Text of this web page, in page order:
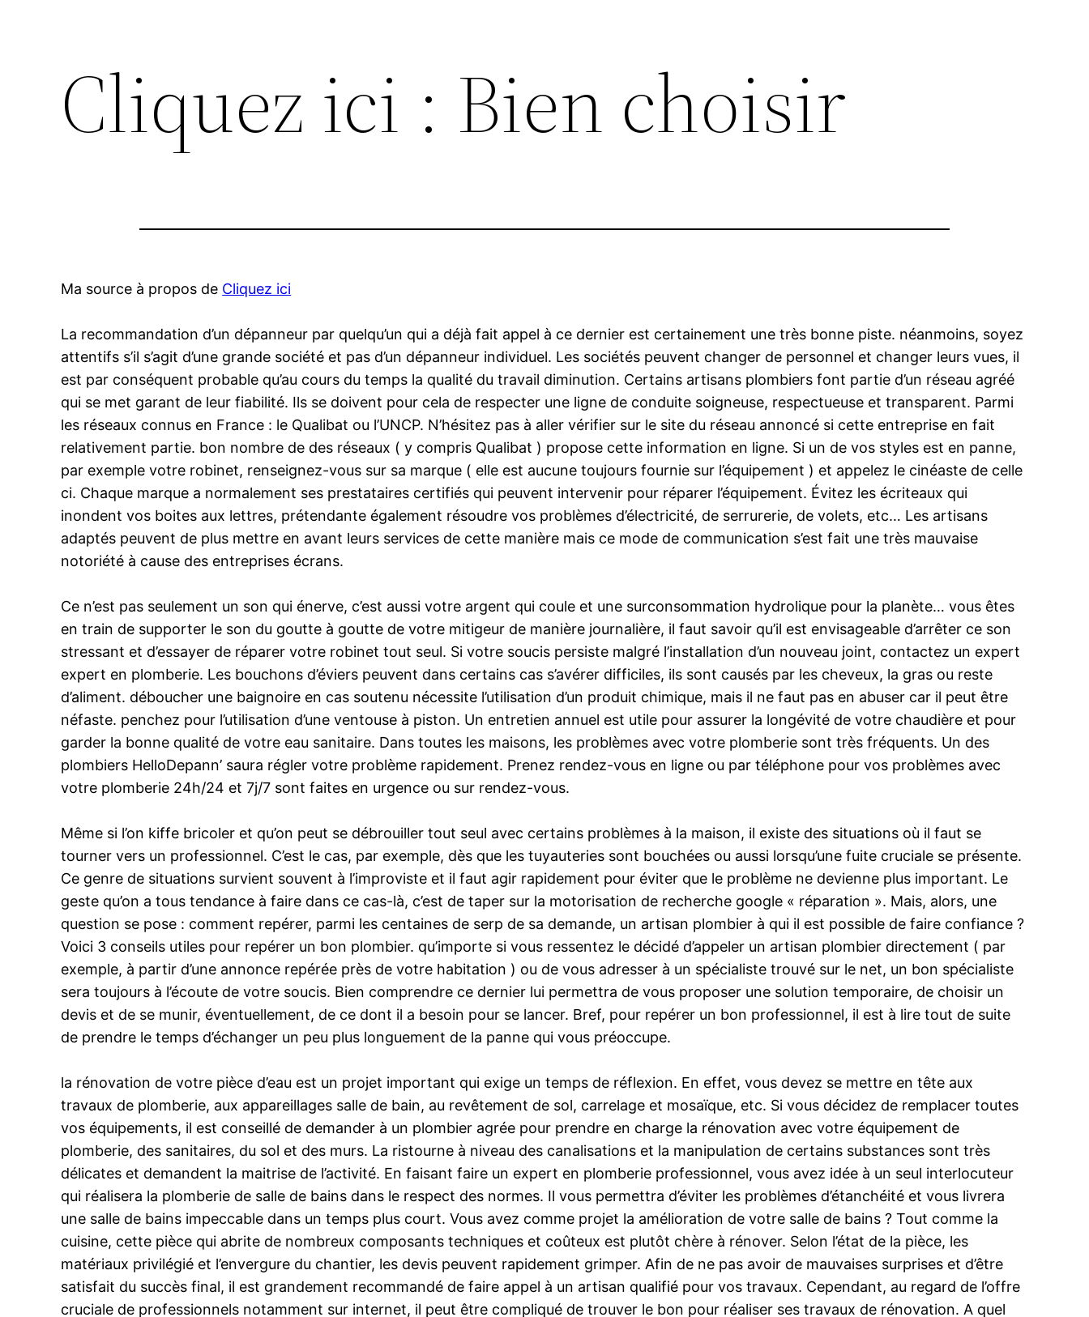
Cliquez ici : Bien choisir
Ma source à propos de Cliquez ici
La recommandation d’un dépanneur par quelqu’un qui a déjà fait appel à ce dernier est certainement une très bonne piste. néanmoins, soyez
attentifs s’il s’agit d’une grande société et pas d’un dépanneur individuel. Les sociétés peuvent changer de personnel et changer leurs vues, il
est par conséquent probable qu’au cours du temps la qualité du travail diminution. Certains artisans plombiers font partie d’un réseau agréé
qui se met garant de leur fiabilité. Ils se doivent pour cela de respecter une ligne de conduite soigneuse, respectueuse et transparent. Parmi
les réseaux connus en France : le Qualibat ou l’UNCP. N’hésitez pas à aller vérifier sur le site du réseau annoncé si cette entreprise en fait
relativement partie. bon nombre de des réseaux ( y compris Qualibat ) propose cette information en ligne. Si un de vos styles est en panne,
par exemple votre robinet, renseignez-vous sur sa marque ( elle est aucune toujours fournie sur l’équipement ) et appelez le cinéaste de celle
ci. Chaque marque a normalement ses prestataires certifiés qui peuvent intervenir pour réparer l’équipement. Évitez les écriteaux qui
inondent vos boites aux lettres, prétendante également résoudre vos problèmes d’électricité, de serrurerie, de volets, etc… Les artisans
adaptés peuvent de plus mettre en avant leurs services de cette manière mais ce mode de communication s’est fait une très mauvaise
notoriété à cause des entreprises écrans.
Ce n’est pas seulement un son qui énerve, c’est aussi votre argent qui coule et une surconsommation hydrolique pour la planète… vous êtes
en train de supporter le son du goutte à goutte de votre mitigeur de manière journalière, il faut savoir qu’il est envisageable d’arrêter ce son
stressant et d’essayer de réparer votre robinet tout seul. Si votre soucis persiste malgré l’installation d’un nouveau joint, contactez un expert
expert en plomberie. Les bouchons d’éviers peuvent dans certains cas s’avérer difficiles, ils sont causés par les cheveux, la gras ou reste
d’aliment. déboucher une baignoire en cas soutenu nécessite l’utilisation d’un produit chimique, mais il ne faut pas en abuser car il peut être
néfaste. penchez pour l’utilisation d’une ventouse à piston. Un entretien annuel est utile pour assurer la longévité de votre chaudière et pour
garder la bonne qualité de votre eau sanitaire. Dans toutes les maisons, les problèmes avec votre plomberie sont très fréquents. Un des
plombiers HelloDepann’ saura régler votre problème rapidement. Prenez rendez-vous en ligne ou par téléphone pour vos problèmes avec
votre plomberie 24h/24 et 7j/7 sont faites en urgence ou sur rendez-vous.
Même si l’on kiffe bricoler et qu’on peut se débrouiller tout seul avec certains problèmes à la maison, il existe des situations où il faut se
tourner vers un professionnel. C’est le cas, par exemple, dès que les tuyauteries sont bouchées ou aussi lorsqu’une fuite cruciale se présente.
Ce genre de situations survient souvent à l’improviste et il faut agir rapidement pour éviter que le problème ne devienne plus important. Le
geste qu’on a tous tendance à faire dans ce cas-là, c’est de taper sur la motorisation de recherche google « réparation ». Mais, alors, une
question se pose : comment repérer, parmi les centaines de serp de sa demande, un artisan plombier à qui il est possible de faire confiance ?
Voici 3 conseils utiles pour repérer un bon plombier. qu’importe si vous ressentez le décidé d’appeler un artisan plombier directement ( par
exemple, à partir d’une annonce repérée près de votre habitation ) ou de vous adresser à un spécialiste trouvé sur le net, un bon spécialiste
sera toujours à l’écoute de votre soucis. Bien comprendre ce dernier lui permettra de vous proposer une solution temporaire, de choisir un
devis et de se munir, éventuellement, de ce dont il a besoin pour se lancer. Bref, pour repérer un bon professionnel, il est à lire tout de suite
de prendre le temps d’échanger un peu plus longuement de la panne qui vous préoccupe.
la rénovation de votre pièce d’eau est un projet important qui exige un temps de réflexion. En effet, vous devez se mettre en tête aux
travaux de plomberie, aux appareillages salle de bain, au revêtement de sol, carrelage et mosaïque, etc. Si vous décidez de remplacer toutes
vos équipements, il est conseillé de demander à un plombier agrée pour prendre en charge la rénovation avec votre équipement de
plomberie, des sanitaires, du sol et des murs. La ristourne à niveau des canalisations et la manipulation de certains substances sont très
délicates et demandent la maitrise de l’activité. En faisant faire un expert en plomberie professionnel, vous avez idée à un seul interlocuteur
qui réalisera la plomberie de salle de bains dans le respect des normes. Il vous permettra d’éviter les problèmes d’étanchéité et vous livrera
une salle de bains impeccable dans un temps plus court. Vous avez comme projet la amélioration de votre salle de bains ? Tout comme la
cuisine, cette pièce qui abrite de nombreux composants techniques et coûteux est plutôt chère à rénover. Selon l’état de la pièce, les
matériaux privilégié et l’envergure du chantier, les devis peuvent rapidement grimper. Afin de ne pas avoir de mauvaises surprises et d’être
satisfait du succès final, il est grandement recommandé de faire appel à un artisan qualifié pour vos travaux. Cependant, au regard de l’offre
cruciale de professionnels notamment sur internet, il peut être compliqué de trouver le bon pour réaliser ses travaux de rénovation. A quel